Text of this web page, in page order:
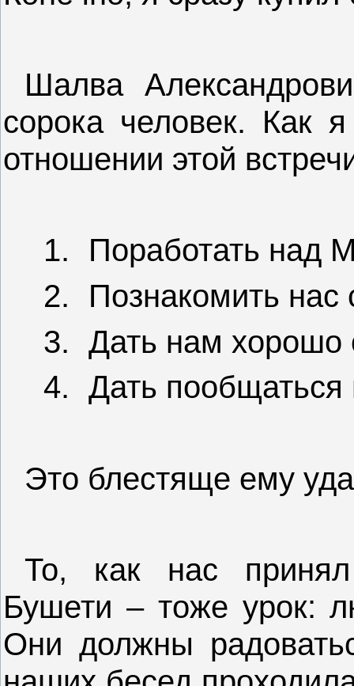
Шалва
сорока человек. Как
отношении этой
1.
Поработать над
2.
Познакомить нас
3. Дать нам хорошо
4. Дать пообщаться
Это блестяще ему
То, как нас
Бушети – тоже урок:
Они должны